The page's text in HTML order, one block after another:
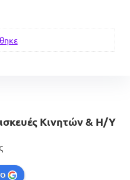
Κινητών & H/Y